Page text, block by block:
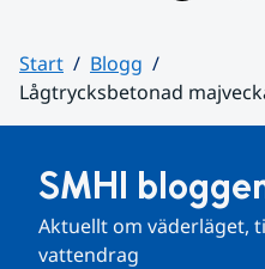
Start
Blogg
Lågtrycksbetonad
SMHI
Aktuellt om väderläget,
vattendrag